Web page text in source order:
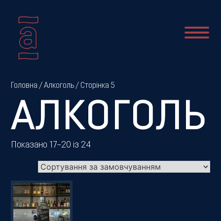
Про
нас
Новини
Меню
Головна /Алкоголь / Сторінка 5
АЛКОГОЛЬ
Показано 17–20 із 24